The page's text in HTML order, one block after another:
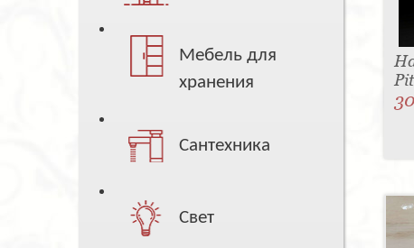
Мебель для
хранения
Сантехника
Свет